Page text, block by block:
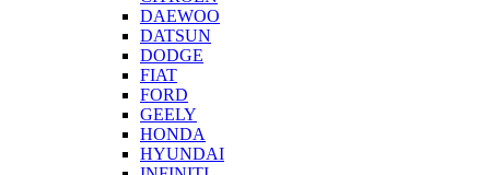
DAEWOO
DATSUN
DODGE
FIAT
FORD
GEELY
HONDA
HYUNDAI